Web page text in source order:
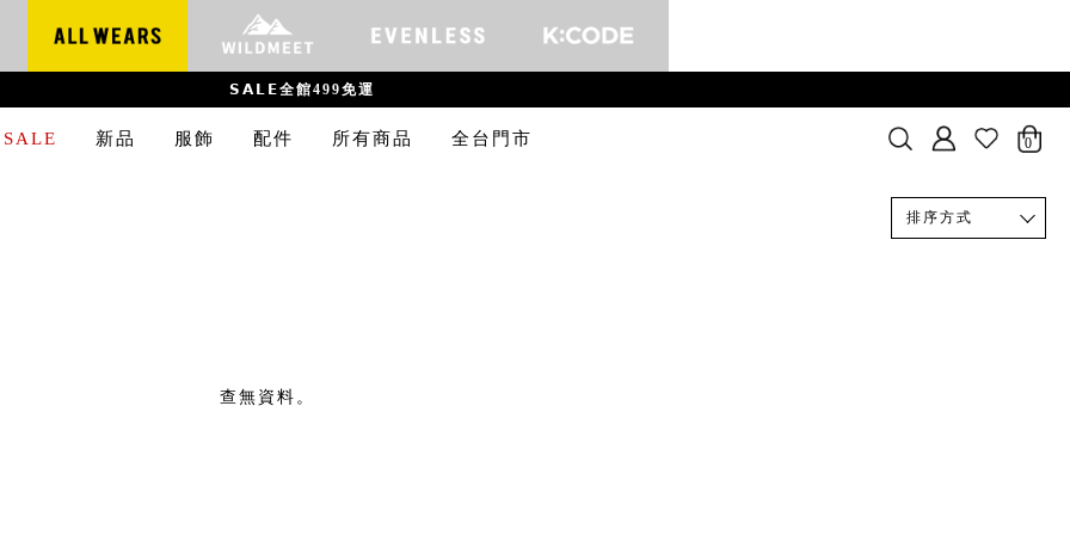
𝗦𝗔𝗟𝗘全館499免運
SALE 新品 服飾 配件 所有商品 全台門市 0
排序方式
查無資料。